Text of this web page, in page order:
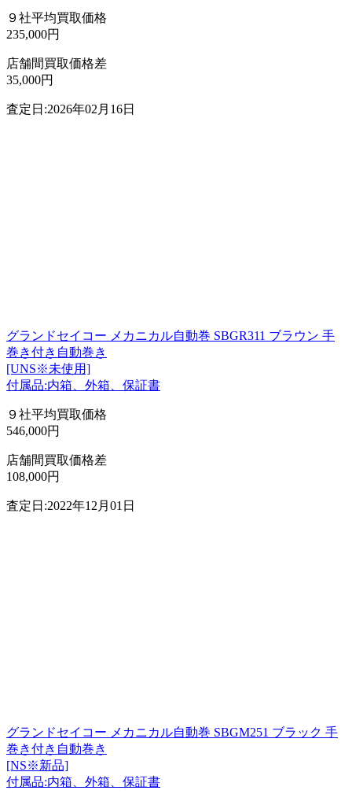
９社平均買取価格
235,000円
店舗間買取価格差
35,000円
査定日:2026年02月16日
グランドセイコー メカニカル自動巻 SBGR311 ブラウン 手
巻き付き自動巻き
[UNS※未使用]
付属品:内箱、外箱、保証書
９社平均買取価格
546,000円
店舗間買取価格差
108,000円
査定日:2022年12月01日
グランドセイコー メカニカル自動巻 SBGM251 ブラック 手
巻き付き自動巻き
[NS※新品]
付属品:内箱、外箱、保証書